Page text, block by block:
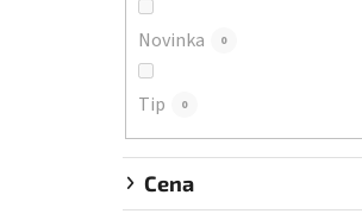
Novinka 0
Tip 0
Cena